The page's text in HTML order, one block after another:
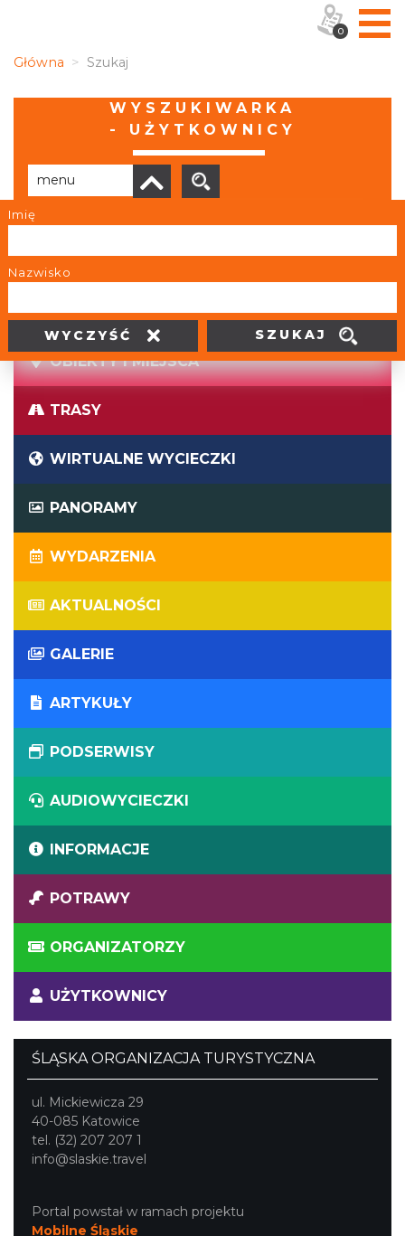
Główna Szukaj
WYSZUKIWARKA
- UŻYTKOWNICY
Imię
Nazwisko
WYCZYŚĆ SZUKAJ
Brak wyników
OBIEKTY I MIEJSCA
TRASY
WIRTUALNE WYCIECZKI
PANORAMY
WYDARZENIA
AKTUALNOŚCI
GALERIE
ARTYKUŁY
PODSERWISY
AUDIOWYCIECZKI
INFORMACJE
POTRAWY
ORGANIZATORZY
UŻYTKOWNICY
ŚLĄSKA ORGANIZACJA TURYSTYCZNA
ul. Mickiewicza 29
40-085 Katowice
tel. (32) 207 207 1
info@slaskie.travel
Portal powstał w ramach projektu
Mobilne Śląskie
0